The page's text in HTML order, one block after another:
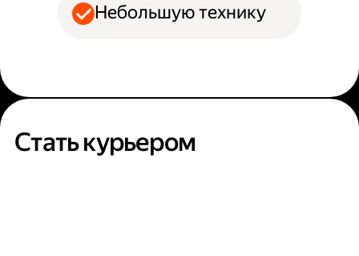
Небольшую технику
Стать курьером